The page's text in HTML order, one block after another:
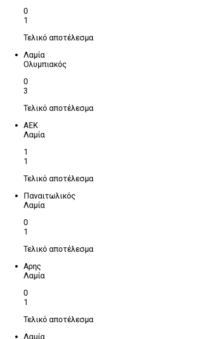
0
1
Τελικό αποτέλεσμα
Λαμία
Ολυμπιακός
0
3
Τελικό αποτέλεσμα
ΑΕΚ
Λαμία
1
1
Τελικό αποτέλεσμα
Παναιτωλικός
Λαμία
0
1
Τελικό αποτέλεσμα
Αρης
Λαμία
0
1
Τελικό αποτέλεσμα
Λαμία